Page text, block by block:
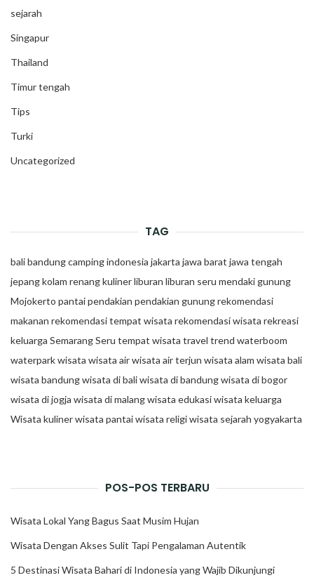
sejarah
Singapur
Thailand
Timur tengah
Tips
Turki
Uncategorized
TAG
balibandungcampingindonesia jakarta jawa barat jawa tengah
jepangkolam renangkulinerliburan liburan seru mendaki gunung
Mojokerto pantaipendakian pendakian gunungrekomendasi
makanan rekomendasi tempat wisata rekomendasi wisata rekreasi
keluarga SemarangSeru tempat wisata travel trend waterboom
waterparkwisata wisata airwisata air terjun wisata alam wisata bali
wisata bandungwisata di baliwisata di bandungwisata di bogor
wisata di jogja wisata di malangwisata edukasiwisata keluarga
Wisata kulinerwisata pantaiwisata religiwisata sejarah yogyakarta
POS-POS TERBARU
Wisata Lokal Yang Bagus Saat Musim Hujan
Wisata Dengan Akses Sulit Tapi Pengalaman Autentik
5 Destinasi Wisata Bahari di Indonesia yang Wajib Dikunjungi